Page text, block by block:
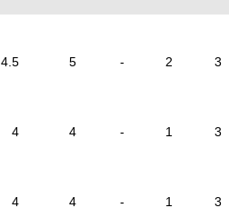
3
2
-
5
4.5
3
1
-
4
4
3
1
-
4
4